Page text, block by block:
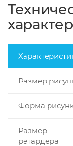
Размер
Форма
Размер
ретардера